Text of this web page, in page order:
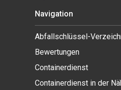
Navigation
Abfallschlüssel-
Bewertungen
Containerdienst
Containerdienst in der